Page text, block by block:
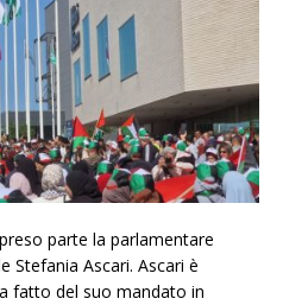
parte la parlamentare
Stefania Ascari. Ascari è
fatto del suo mandato in